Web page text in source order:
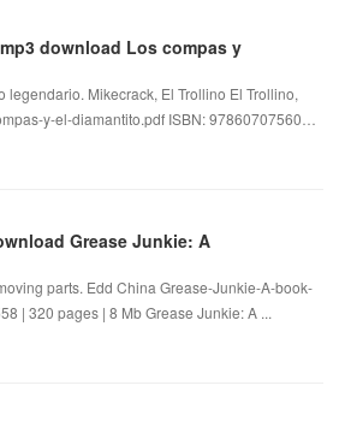
download Los compas y
legendario. Mikecrack, El Trollino El Trollino,
y-el-diamantito.pdf ISBN: 97860707560…
Grease Junkie: A
parts. Edd China Grease-Junkie-A-book-
| 320 pages | 8 Mb Grease Junkie: A ...